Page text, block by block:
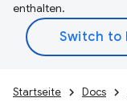
enthalten.
Startseite Docs